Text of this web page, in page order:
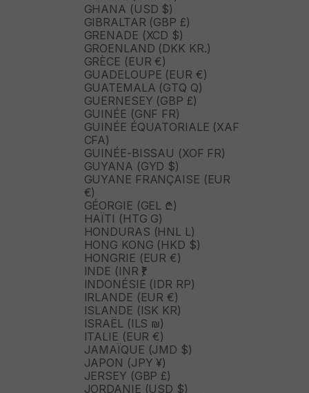
GHANA (USD $)
GIBRALTAR (GBP £)
GRENADE (XCD $)
GROENLAND (DKK KR.)
GRÈCE (EUR €)
GUADELOUPE (EUR €)
GUATEMALA (GTQ Q)
GUERNESEY (GBP £)
GUINÉE (GNF FR)
GUINÉE ÉQUATORIALE (XAF
CFA)
GUINÉE-BISSAU (XOF FR)
GUYANA (GYD $)
GUYANE FRANÇAISE (EUR
€)
GÉORGIE (GEL ₾)
HAÏTI (HTG G)
HONDURAS (HNL L)
HONG KONG (HKD $)
HONGRIE (EUR €)
INDE (INR ₹)
INDONÉSIE (IDR RP)
IRLANDE (EUR €)
ISLANDE (ISK KR)
ISRAËL (ILS ₪)
ITALIE (EUR €)
JAMAÏQUE (JMD $)
JAPON (JPY ¥)
JERSEY (GBP £)
JORDANIE (USD $)